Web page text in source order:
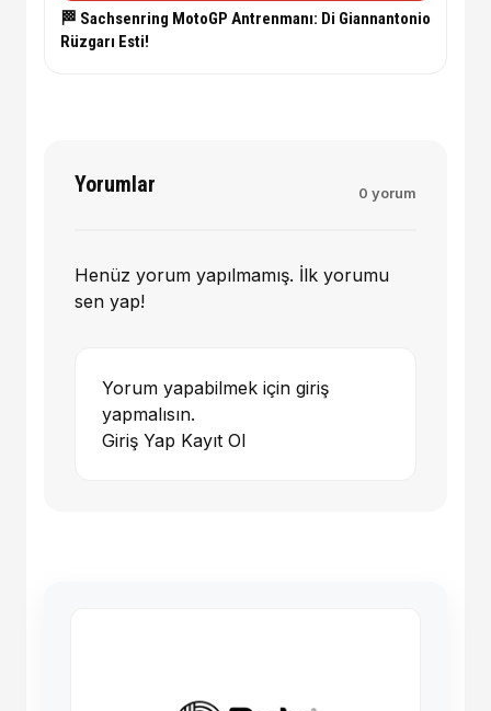
🏁 Sachsenring MotoGP Antrenmanı: Di Giannantonio
Rüzgarı Esti!
Yorumlar 0 yorum
Henüz yorum yapılmamış. İlk yorumu
sen yap!
Yorum yapabilmek için giriş
yapmalısın.
Giriş Yap Kayıt Ol